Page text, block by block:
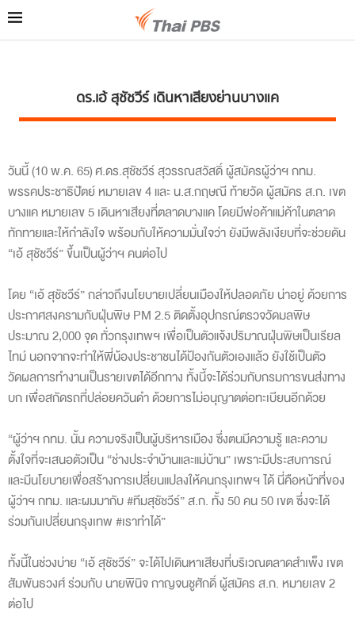
ดร.เอ้ สุชัชวีร์ เดินหาเสียงย่านบางแค
วันนี้ (10 พ.ค. 65)ศ.ดร.สุชัชวีร์ สุวรรณสวัสดิ์ ผู้สมัครผู้ว่าฯ กทม.
พรรคประชาธิปัตย์ หมายเลข 4 และ น.ส.กฤษณี ท้ายวัด ผู้สมัคร ส.ก. เขต
บางแค หมายเลข 5 เดินหาเสียงที่ตลาดบางแค โดยมีพ่อค้าแม่ค้าในตลาด
ทักทายและให้กำลังใจ พร้อมกับให้ความมั่นใจว่า ยังมีพลังเงียบที่จะช่วยดัน
“เอ้ สุชัชวีร์” ขึ้นเป็นผู้ว่าฯ คนต่อไป
โดย “เอ้ สุชัชวีร์” กล่าวถึงนโยบายเปลี่ยนเมืองให้ปลอดภัย น่าอยู่ ด้วยการ
ประกาศสงครามกับฝุ่นพิษ PM 2.5 ติดตั้งอุปกรณ์ตรวจวัดมลพิษ
ประมาณ 2,000 จุด ทั่วกรุงเทพฯ เพื่อเป็นตัวแจ้งปริมาณฝุ่นพิษเป็นเรียล
ไทม์ นอกจากจะทำให้พี่น้องประชาชนได้ป้องกันตัวเองแล้ว ยังใช้เป็นตัว
วัดผลการทำงานเป็นรายเขตได้อีกทาง ทั้งนี้จะได้ร่วมกับกรมการขนส่งทาง
บก เพื่อสกัดรถที่ปล่อยควันดำ ด้วยการไม่อนุญาตต่อทะเบียนอีกด้วย
“ผู้ว่าฯ กทม. นั้น ความจริงเป็นผู้บริหารเมือง ซึ่งตนมีความรู้ และความ
ตั้งใจที่จะเสนอตัวเป็น “ช่างประจำบ้านและแม่บ้าน” เพราะมีประสบการณ์
และมีนโยบายเพื่อสร้างการเปลี่ยนแปลงให้คนกรุงเทพฯ ได้ นี่คือหน้าที่ของ
ผู้ว่าฯ กทม. และผมมากับ #ทีมสุชัชวีร์” ส.ก. ทั้ง 50 คน 50 เขต ซึ่งจะได้
ร่วมกันเปลี่ยนกรุงเทพ #เราทำได้”
ทั้งนี้ในช่วงบ่าย “เอ้ สุชัชวีร์” จะได้ไปเดินหาเสียงที่บริเวณตลาดสำเพ็ง เขต
สัมพันธวงศ์ ร่วมกับ นายพินิจ กาญจนชูศักดิ์ ผู้สมัคร ส.ก. หมายเลข 2
ต่อไป